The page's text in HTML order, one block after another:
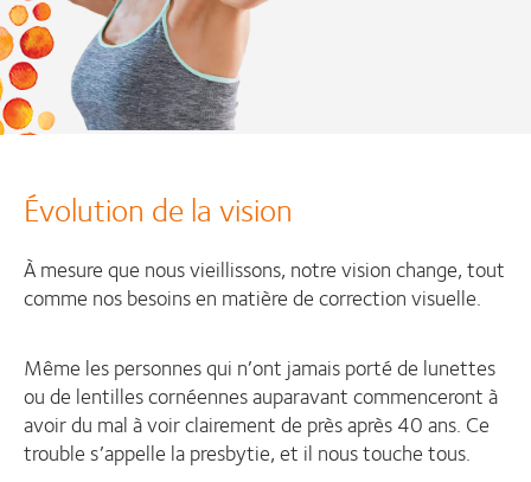
Évolution de la vision
À mesure que nous vieillissons, notre vision change, tout
comme nos besoins en matière de correction visuelle.
Même les personnes qui n’ont jamais porté de lunettes
ou de lentilles cornéennes auparavant commenceront à
avoir du mal à voir clairement de près après 40 ans. Ce
trouble s’appelle la presbytie, et il nous touche tous.